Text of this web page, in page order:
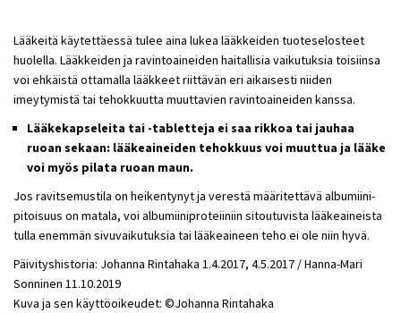
Lääkeitä käytettäessä tulee aina lukea lääkkeiden tuoteselosteet
huolella. Lääkkeiden ja ravintoaineiden haitallisia vaikutuksia toisiinsa
voi ehkäistä ottamalla lääkkeet riittävän eri aikaisesti niiden
imeytymistä tai tehokkuutta muuttavien ravintoaineiden kanssa.
Lääkekapseleita tai -tabletteja ei saa rikkoa tai jauhaa
ruoan sekaan: lääkeaineiden tehokkuus voi muuttua ja lääke
voi myös pilata ruoan maun.
Jos ravitsemustila on heikentynyt ja verestä määritettävä albumiini-
pitoisuus on matala, voi albumiiniproteiiniin sitoutuvista lääkeaineista
tulla enemmän sivuvaikutuksia tai lääkeaineen teho ei ole niin hyvä.
Päivityshistoria: Johanna Rintahaka 1.4.2017, 4.5.2017 / Hanna-Mari
Sonninen 11.10.2019
Kuva ja sen käyttöoikeudet: ©Johanna Rintahaka